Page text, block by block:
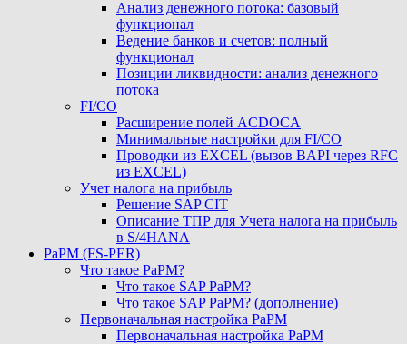
Анализ денежного потока: базовый
функционал
Ведение банков и счетов: полный
функционал
Позиции ликвидности: анализ денежного
потока
FI/CO
Расширение полей ACDOCA
Минимальные настройки для FI/CO
Проводки из EXCEL (вызов BAPI через RFC
из EXCEL)
Учет налога на прибыль
Решение SAP CIT
Описание ТПР для Учета налога на прибыль
в S/4HANA
PaPM (FS-PER)
Что такое PaPM?
Что такое SAP PaPM?
Что такое SAP PaPM? (дополнение)
Первоначальная настройка PaPM
Первоначальная настройка PaPM